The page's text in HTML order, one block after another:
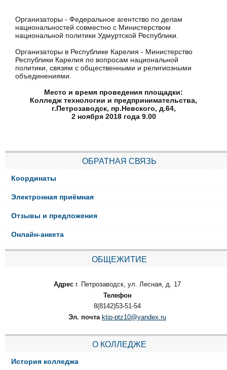
Организаторы - Федеральное агентство по делам
национальностей совместно с Министерством
национальной политики Удмуртской Республики.
Организаторы в Республике Карелия - Министерство
Республики Карелия по вопросам национальной
политики, связям с общественными и религиозными
объединениями.
Место и время проведения площадки:
Колледж технологии и предпринимательства,
г.Петрозаводск, пр.Невского, д.64,
2 ноября 2018 года 9.00
ОБРАТНАЯ СВЯЗЬ
Координаты
Электронная приёмная
Отзывы и предложения
Онлайн-анкета
ОБЩЕЖИТИЕ
Адрес г. Петрозаводск, ул. Лесная, д. 17
Телефон
8(8142)53-51-54
Эл. почта ktip-ptz10@yandex.ru
О КОЛЛЕДЖЕ
История колледжа